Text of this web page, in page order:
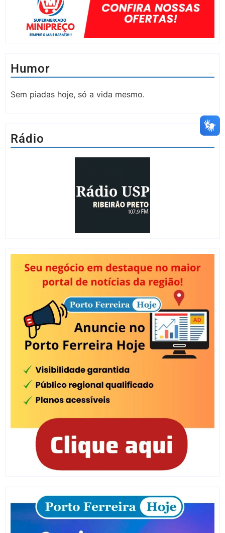
Humor
Sem piadas hoje, só a vida mesmo.
Rádio